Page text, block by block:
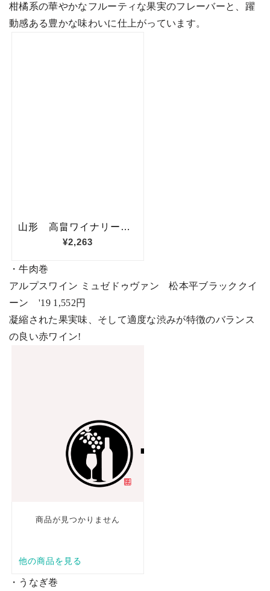
柑橘系の華やかなフルーティな果実のフレーバーと、躍
動感ある豊かな味わいに仕上がっています。
・牛肉巻
アルプスワイン ミュゼドゥヴァン 松本平ブラッククイ
ーン '19 1,552円
凝縮された果実味、そして適度な渋みが特徴のバランス
の良い赤ワイン!
・うなぎ巻